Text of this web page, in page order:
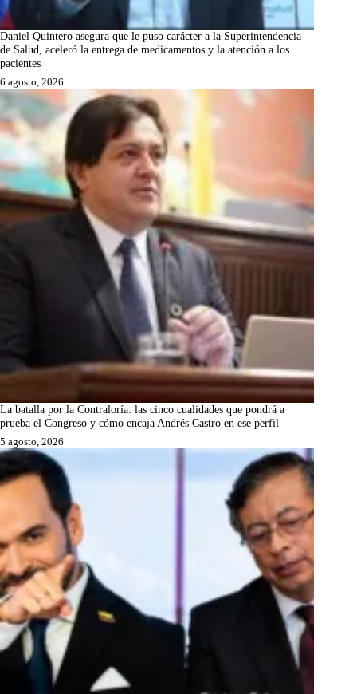
Daniel Quintero asegura que le puso carácter a la Superintendencia
de Salud, aceleró la entrega de medicamentos y la atención a los
pacientes
6 agosto, 2026
La batalla por la Contraloría: las cinco cualidades que pondrá a
prueba el Congreso y cómo encaja Andrés Castro en ese perfil
5 agosto, 2026